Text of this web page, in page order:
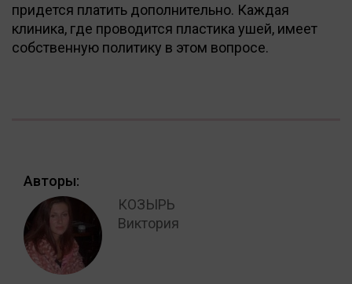
придется платить дополнительно. Каждая
клиника, где проводится пластика ушей, имеет
собственную политику в этом вопросе.
Авторы:
КОЗЫРЬ
Виктория